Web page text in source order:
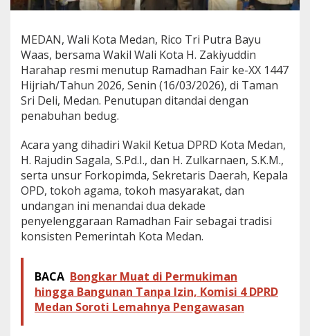
n
d
r
i
e
t
u
a
n
R
a
m
a
a
n
F
MEDAN, Wali Kota Medan, Rico Tri Putra Bayu
Waas, bersama Wakil Wali Kota H. Zakiyuddin
Harahap resmi menutup Ramadhan Fair ke-XX 1447
Hijriah/Tahun 2026, Senin (16/03/2026), di Taman
Sri Deli, Medan. Penutupan ditandai dengan
penabuhan bedug.
Acara yang dihadiri Wakil Ketua DPRD Kota Medan,
H. Rajudin Sagala, S.Pd.I., dan H. Zulkarnaen, S.K.M.,
serta unsur Forkopimda, Sekretaris Daerah, Kepala
OPD, tokoh agama, tokoh masyarakat, dan
undangan ini menandai dua dekade
penyelenggaraan Ramadhan Fair sebagai tradisi
konsisten Pemerintah Kota Medan.
BACA Bongkar Muat di Permukiman
hingga Bangunan Tanpa Izin, Komisi 4 DPRD
Medan Soroti Lemahnya Pengawasan